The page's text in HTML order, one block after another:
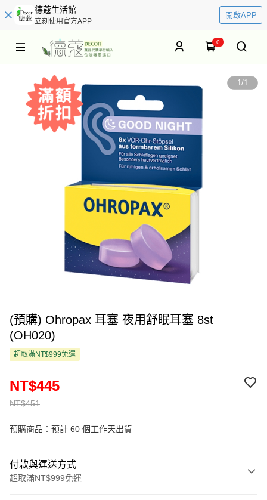
德蔻生活館
立刻使用官方APP
開啟APP
0
1/1
(預購) Ohropax 耳塞 夜用舒眠耳塞 8st
(OH020)
超取滿NT$999免運
NT$451
NT$445
預購商品：預計 60 個工作天出貨
付款與運送方式
超取滿NT$999免運